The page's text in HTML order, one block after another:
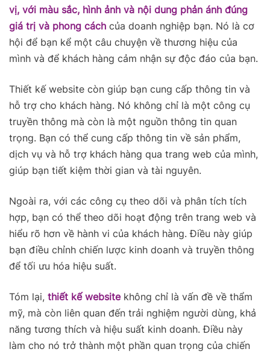
vị, với màu sắc, hình ảnh và nội dung phản ánh đúng
giá trị và phong cách của doanh nghiệp bạn. Nó là cơ
hội để bạn kể một câu chuyện về thương hiệu của
mình và để khách hàng cảm nhận sự độc đáo của bạn.
Thiết kế website còn giúp bạn cung cấp thông tin và
hỗ trợ cho khách hàng. Nó không chỉ là một công cụ
truyền thông mà còn là một nguồn thông tin quan
trọng. Bạn có thể cung cấp thông tin về sản phẩm,
dịch vụ và hỗ trợ khách hàng qua trang web của mình,
giúp bạn tiết kiệm thời gian và tài nguyên.
Ngoài ra, với các công cụ theo dõi và phân tích tích
hợp, bạn có thể theo dõi hoạt động trên trang web và
hiểu rõ hơn về hành vi của khách hàng. Điều này giúp
bạn điều chỉnh chiến lược kinh doanh và truyền thông
để tối ưu hóa hiệu suất.
Tóm lại, thiết kế websitekhông chỉ là vấn đề về thẩm
mỹ, mà còn liên quan đến trải nghiệm người dùng, khả
năng tương thích và hiệu suất kinh doanh. Điều này
làm cho nó trở thành một phần quan trọng của chiến